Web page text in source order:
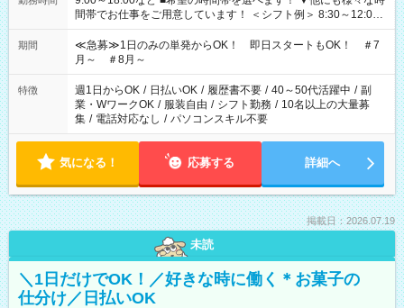
間帯でお仕事をご用意しています！ ＜シフト例＞ 8:30～12:00
17:00～22:00 13:00～22:00 22:00～翌6:00 など
期間
≪急募≫1日のみの単発からOK！ 即日スタートもOK！ ＃7
月～ ＃8月～
特徴 週1日からOK / 日払いOK / 履歴書不要 / 40～50代活躍中 / 副
業・WワークOK / 服装自由 / シフト勤務 / 10名以上の大量募
集 / 電話対応なし / パソコンスキル不要
気になる！ 応募する 詳細へ
掲載日：2026.07.19
未読
＼1日だけでOK！／好きな時に働く＊お菓子の
仕分け／日払いOK